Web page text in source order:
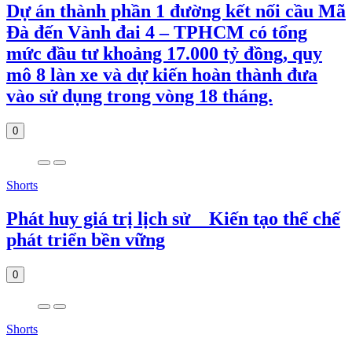
Dự án thành phần 1 đường kết nối cầu Mã
Đà đến Vành đai 4 – TPHCM có tổng
mức đầu tư khoảng 17.000 tỷ đồng, quy
mô 8 làn xe và dự kiến hoàn thành đưa
vào sử dụng trong vòng 18 tháng.
0
Shorts
Phát huy giá trị lịch sử _ Kiến tạo thể chế
phát triển bền vững
0
Shorts